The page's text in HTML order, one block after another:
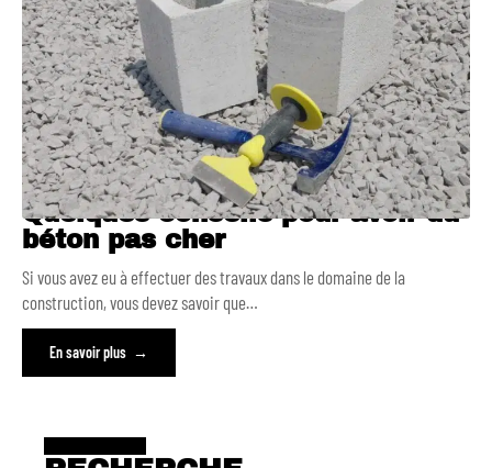
Quelques conseils pour avoir du
béton pas cher
Si vous avez eu à effectuer des travaux dans le domaine de la
construction, vous devez savoir que…
En savoir plus